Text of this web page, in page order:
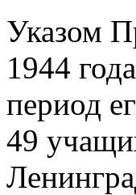
Указом
1944
период
49